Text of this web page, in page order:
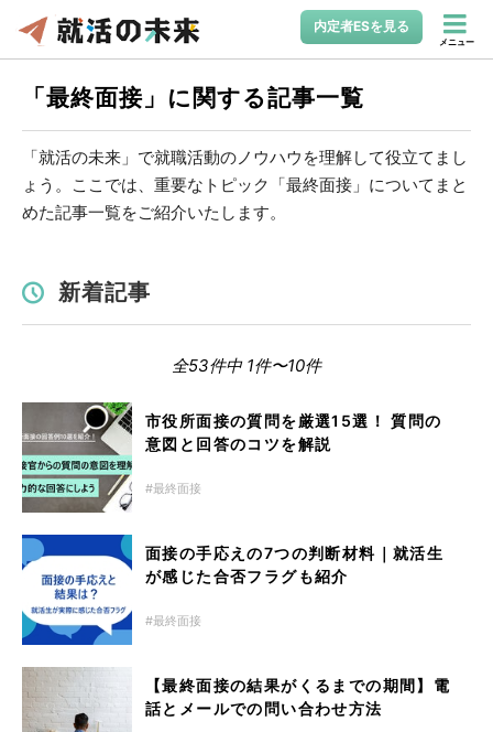
内定者ESを見る
メニュー
「最終面接」に関する記事一覧
「就活の未来」で就職活動のノウハウを理解して役立てまし
ょう。ここでは、重要なトピック「最終面接」についてまと
めた記事一覧をご紹介いたします。
新着記事
全53件中 1件〜10件
市役所面接の質問を厳選15選！ 質問の
意図と回答のコツを解説
最終面接
面接の手応えの7つの判断材料｜就活生
が感じた合否フラグも紹介
最終面接
【最終面接の結果がくるまでの期間】電
話とメールでの問い合わせ方法